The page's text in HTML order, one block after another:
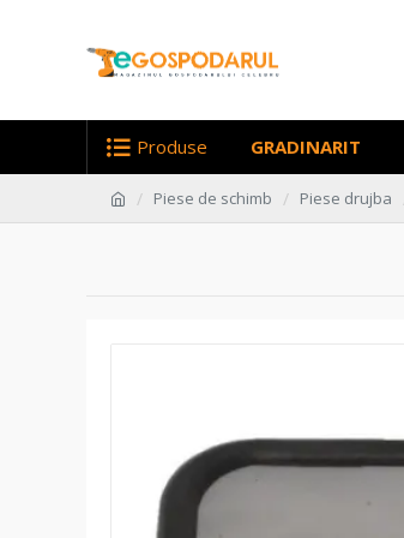
Produse GRADINARIT
Piese de schimb Piese drujba